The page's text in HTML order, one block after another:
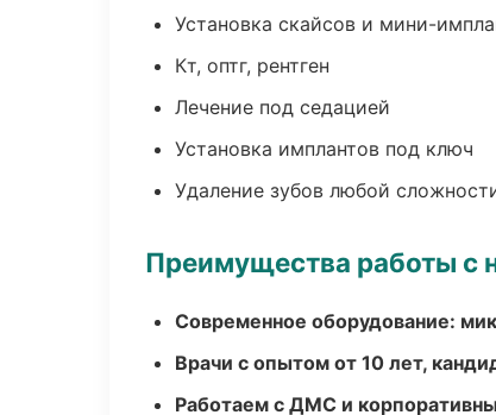
Установка скайсов и мини-
Кт, оптг, рентген
Лечение под седацией
Установка имплантов под ключ
Удаление зубов любой
Преимущества работы с
Современное оборудование:
Врачи с опытом от 10 лет,
Работаем с ДМС и